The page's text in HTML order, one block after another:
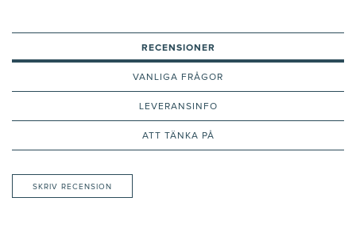
RECENSIONER
VANLIGA FRÅGOR
LEVERANSINFO
ATT TÄNKA PÅ
SKRIV RECENSION